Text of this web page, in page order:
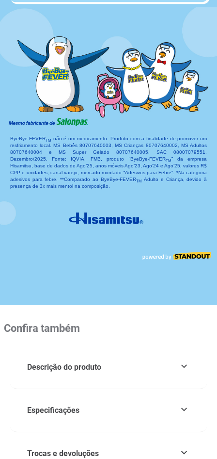
Confira também
Descrição do produto
Especificações
Trocas e devoluções